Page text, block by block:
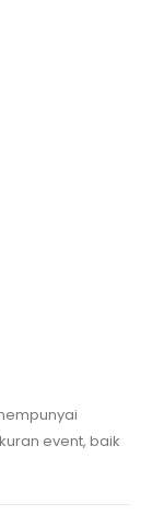
event, baik